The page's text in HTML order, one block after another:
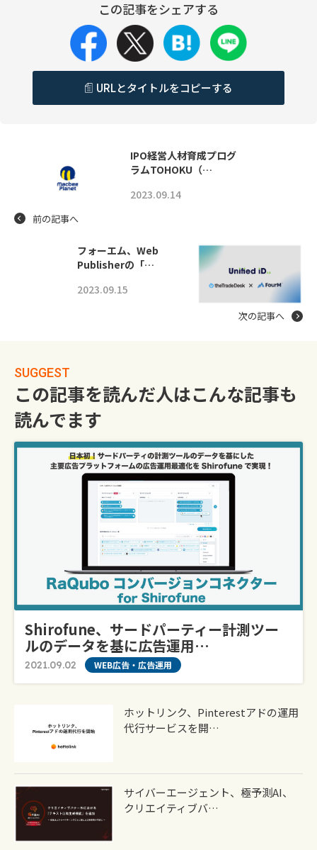
この記事をシェアする
URLとタイトルをコピーする
IPO経営人材育成プログ
ラムTOHOKU（…
2023.09.14
前の記事へ
フォーエム、Web
Publisherの「…
2023.09.15
次の記事へ
SUGGEST
この記事を読んだ人はこんな記事も
読んでます
Shirofune、サードパーティー計測ツー
ルのデータを基に広告運用…
2021.09.02 WEB広告・広告運用
ホットリンク、Pinterestアドの運用
代行サービスを開…
サイバーエージェント、極予測AI、
クリエイティブバ…